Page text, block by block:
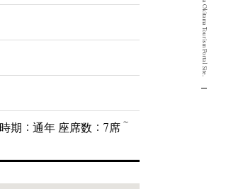
期：通年 座席数：7席～
Yamagata Okitama Tourism Portal Site.